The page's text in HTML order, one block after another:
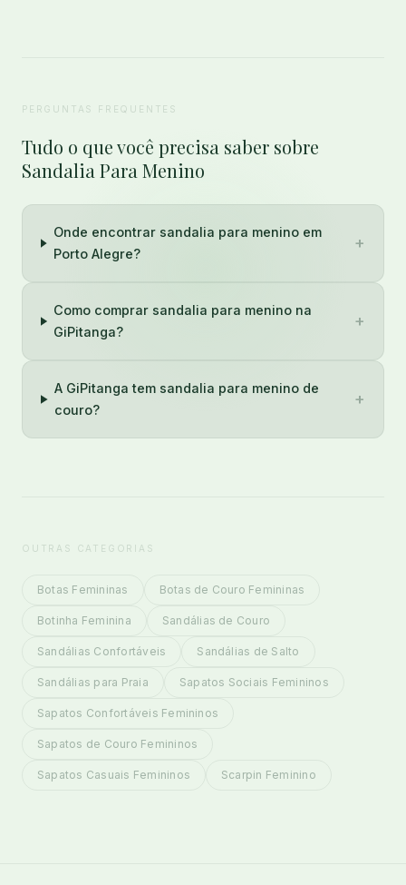
PERGUNTAS FREQUENTES
Tudo o que você precisa saber sobre
Sandalia Para Menino
Onde encontrar sandalia para menino em
Porto Alegre?
+
Como comprar sandalia para menino na
GiPitanga?
+
A GiPitanga tem sandalia para menino de
couro?
+
OUTRAS CATEGORIAS
Botas Femininas Botas de Couro Femininas
Botinha Feminina Sandálias de Couro
Sandálias Confortáveis Sandálias de Salto
Sandálias para Praia Sapatos Sociais Femininos
Sapatos Confortáveis Femininos
Sapatos de Couro Femininos
Sapatos Casuais Femininos Scarpin Feminino